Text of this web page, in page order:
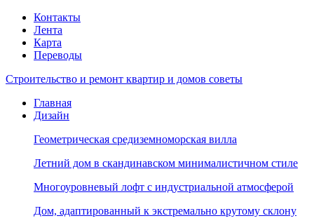
Контакты
Лента
Карта
Переводы
Строительство и ремонт квартир и домов советы
Главная
Дизайн
Геометрическая средиземноморская вилла
Летний дом в скандинавском минималистичном стиле
Многоуровневый лофт с индустриальной атмосферой
Дом, адаптированный к экстремально крутому склону